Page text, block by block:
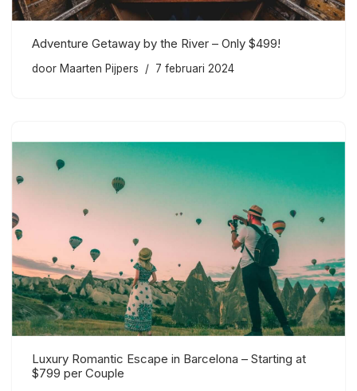
Adventure Getaway by the River – Only $499!
door Maarten Pijpers 7 februari 2024
Luxury Romantic Escape in Barcelona – Starting at
$799 per Couple